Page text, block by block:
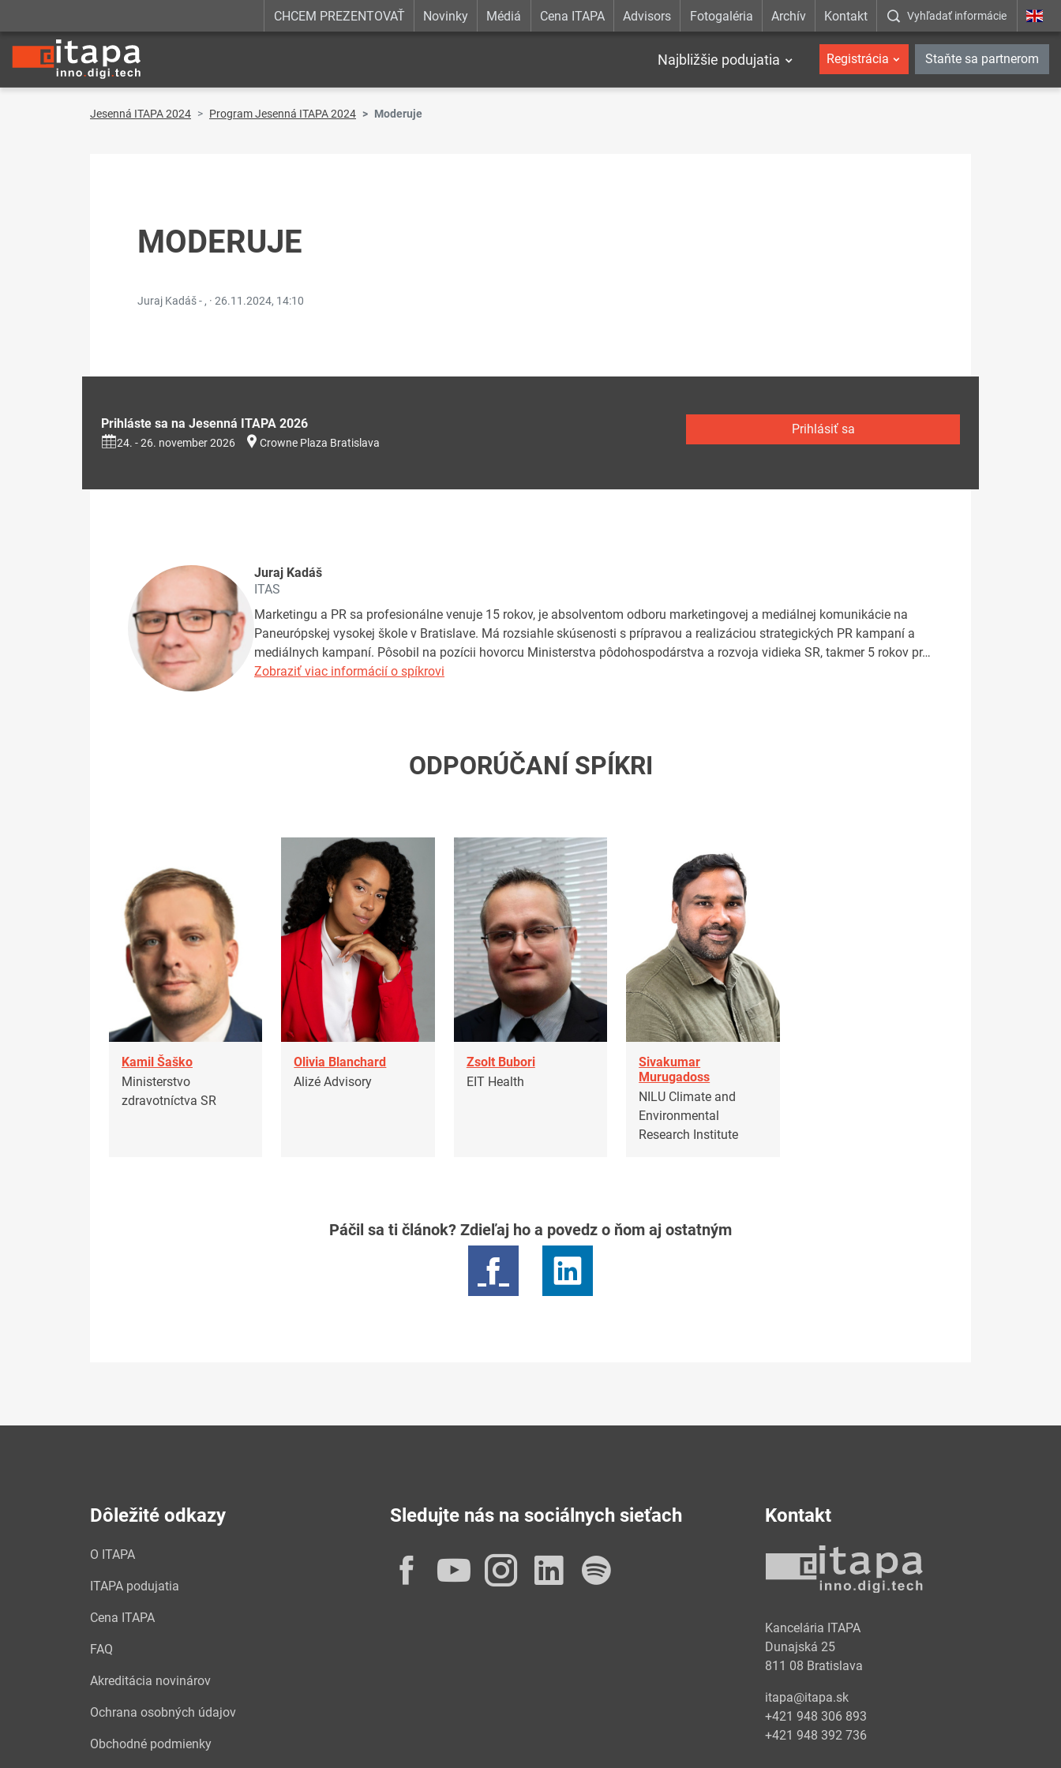
CHCEM PREZENTOVAŤ Novinky Médiá Cena ITAPA Advisors Fotogaléria Archív Kontakt Vyhľadať informácie
Najbližšie podujatia Registrácia Staňte sa partnerom
Jesenná ITAPA 2024 Program Jesenná ITAPA 2024 Moderuje
MODERUJE
Juraj Kadáš - , · 26.11.2024, 14:10
Prihláste sa na Jesenná ITAPA 2026
24. - 26. november 2026 Crowne Plaza Bratislava
Prihlásiť sa
Juraj Kadáš
ITAS
Marketingu a PR sa profesionálne venuje 15 rokov, je absolventom odboru marketingovej a mediálnej komunikácie na
Paneurópskej vysokej škole v Bratislave. Má rozsiahle skúsenosti s prípravou a realizáciou strategických PR kampaní a
mediálnych kampaní. Pôsobil na pozícii hovorcu Ministerstva pôdohospodárstva a rozvoja vidieka SR, takmer 5 rokov pr…
Zobraziť viac informácií o spíkrovi
ODPORÚČANÍ SPÍKRI
Kamil Šaško
Ministerstvo
zdravotníctva SR
Olivia Blanchard
Alizé Advisory
Zsolt Bubori
EIT Health
Sivakumar
Murugadoss
NILU Climate and
Environmental
Research Institute
Páčil sa ti článok? Zdieľaj ho a povedz o ňom aj ostatným
Dôležité odkazy
O ITAPA
ITAPA podujatia
Cena ITAPA
FAQ
Akreditácia novinárov
Ochrana osobných údajov
Obchodné podmienky
Sledujte nás na sociálnych sieťach
Facebook
YouTube
Instagram
LinkedIn
Kontakt
Kancelária ITAPA
Dunajská 25
811 08 Bratislava
itapa@itapa.sk
+421 948 306 893
+421 948 392 736